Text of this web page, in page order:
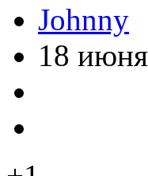
Johnny
18